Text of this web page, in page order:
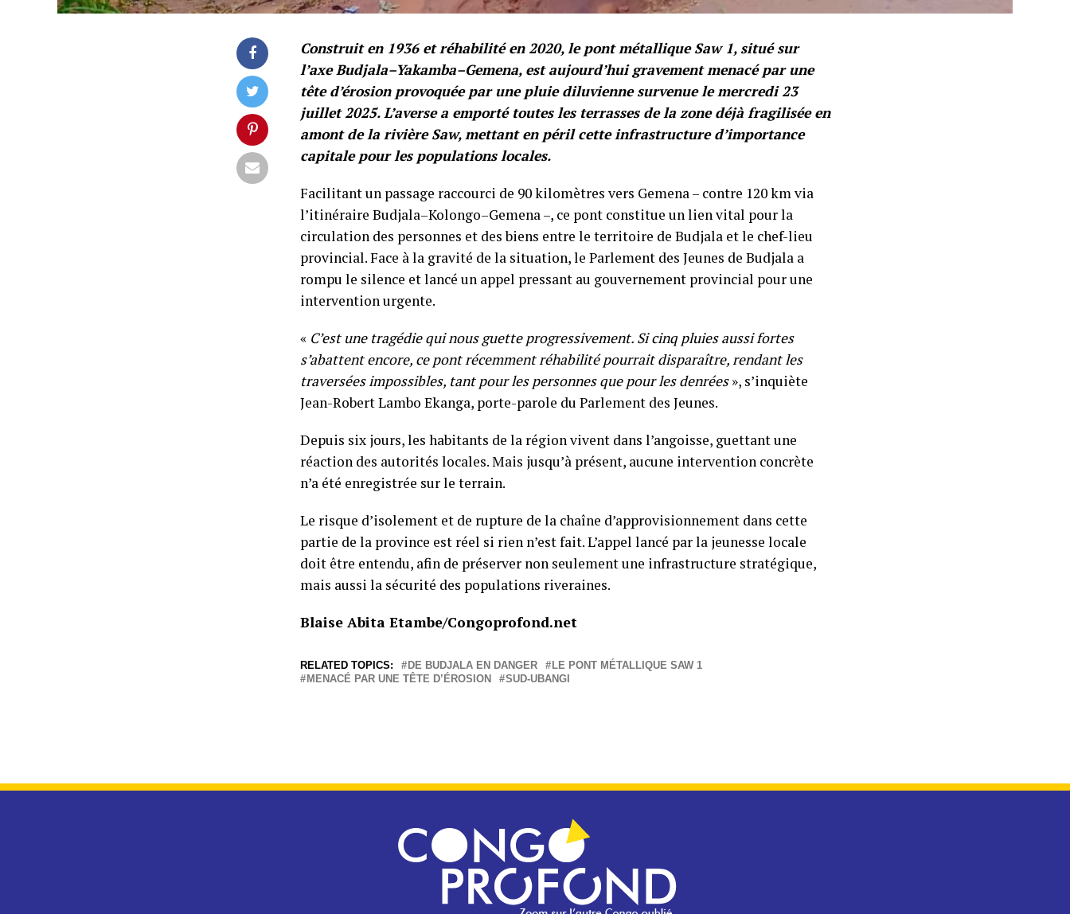
Construit en 1936 et réhabilité en 2020, le pont métallique Saw 1, situé sur
l’axe Budjala–Yakamba–Gemena, est aujourd’hui gravement menacé par une
tête d’érosion provoquée par une pluie diluvienne survenue le mercredi 23
juillet 2025. L’averse a emporté toutes les terrasses de la zone déjà fragilisée en
amont de la rivière Saw, mettant en péril cette infrastructure d’importance
capitale pour les populations locales.
Facilitant un passage raccourci de 90 kilomètres vers Gemena – contre 120 km via
l’itinéraire Budjala–Kolongo–Gemena –, ce pont constitue un lien vital pour la
circulation des personnes et des biens entre le territoire de Budjala et le chef-lieu
provincial. Face à la gravité de la situation, le Parlement des Jeunes de Budjala a
rompu le silence et lancé un appel pressant au gouvernement provincial pour une
intervention urgente.
« C’est une tragédie qui nous guette progressivement. Si cinq pluies aussi fortes
s’abattent encore, ce pont récemment réhabilité pourrait disparaître, rendant les
traversées impossibles, tant pour les personnes que pour les denrées», s’inquiète
Jean-Robert Lambo Ekanga, porte-parole du Parlement des Jeunes.
Depuis six jours, les habitants de la région vivent dans l’angoisse, guettant une
réaction des autorités locales. Mais jusqu’à présent, aucune intervention concrète
n’a été enregistrée sur le terrain.
Le risque d’isolement et de rupture de la chaîne d’approvisionnement dans cette
partie de la province est réel si rien n’est fait. L’appel lancé par la jeunesse locale
doit être entendu, afin de préserver non seulement une infrastructure stratégique,
mais aussi la sécurité des populations riveraines.
Blaise Abita Etambe/Congoprofond.net
RELATED TOPICS: DE BUDJALA EN DANGER
LE PONT MÉTALLIQUE SAW 1
MENACÉ PAR UNE TÊTE D’ÉROSION
SUD-UBANGI